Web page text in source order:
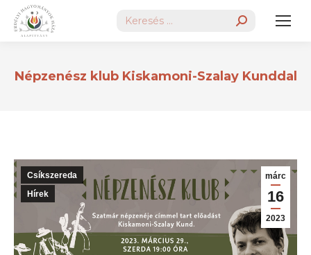
Search:
Népzenész klub Kiskamoni-Szalay Kunddal
márc
16
2023
Csíkszereda
Hírek